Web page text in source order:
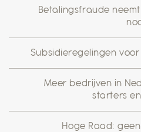
Betalingsfraude
Subsidieregelingen
Meer bedrijven in
starters
Hoge Raad: